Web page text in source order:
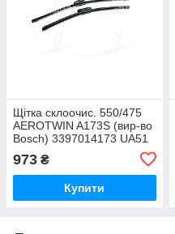
Щітка склоочис. 550/475
AEROTWIN A173S (вир-во
Bosch) 3397014173 UA51
973 ₴
Купити